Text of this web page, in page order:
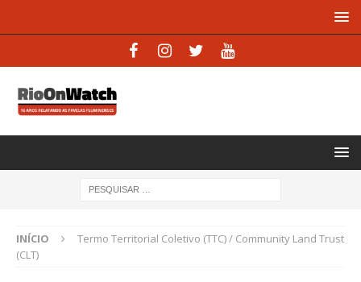
INÍCIO
Termo Territorial Coletivo (TTC) / Community Land Trust
(CLT)